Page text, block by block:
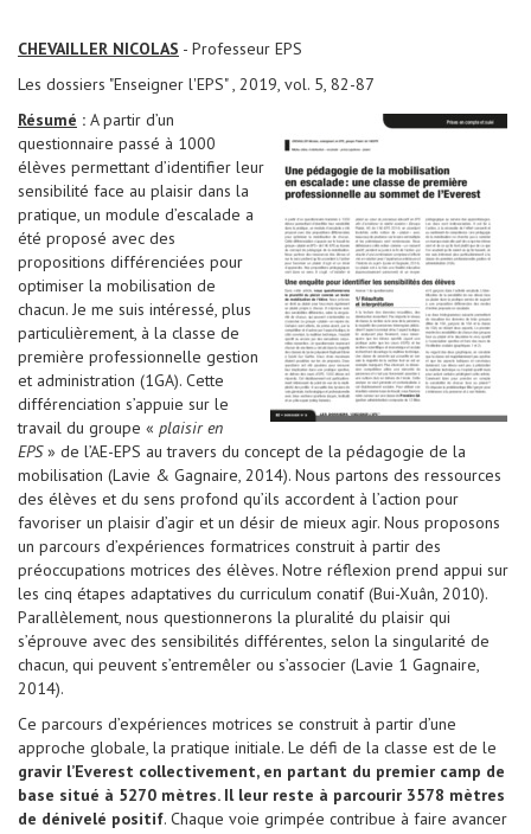
CHEVAILLER NICOLAS - Professeur EPS
Les dossiers "Enseigner l'EPS" , 2019, vol. 5, 82-87
Résumé : A partir d’un
questionnaire passé à 1000
élèves permettant d’identifier leur
sensibilité face au plaisir dans la
pratique, un module d’escalade a
été proposé avec des
propositions différenciées pour
optimiser la mobilisation de
chacun. Je me suis intéressé, plus
particulièrement, à la classe de
première professionnelle gestion
et administration (1GA). Cette
différenciation s’appuie sur le
travail du groupe « plaisir en
EPS» de l’AE-EPS au travers du concept de la pédagogie de la
mobilisation (Lavie & Gagnaire, 2014). Nous partons des ressources
des élèves et du sens profond qu’ils accordent à l’action pour
favoriser un plaisir d’agir et un désir de mieux agir. Nous proposons
un parcours d’expériences formatrices construit à partir des
préoccupations motrices des élèves. Notre réflexion prend appui sur
les cinq étapes adaptatives du curriculum conatif (Bui-Xuân, 2010).
Parallèlement, nous questionnerons la pluralité du plaisir qui
s’éprouve avec des sensibilités différentes, selon la singularité de
chacun, qui peuvent s’entremêler ou s’associer (Lavie 1 Gagnaire,
2014).
Ce parcours d’expériences motrices se construit à partir d’une
approche globale, la pratique initiale. Le défi de la classe est de le
gravir l’Everest collectivement, en partant du premier camp de
base situé à 5270 mètres. Il leur reste à parcourir 3578 mètres
de dénivelé positif. Chaque voie grimpée contribue à faire avancer